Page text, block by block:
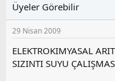
u
y
u
a
ş
l
a
ı
ç
Üyeler Görebilir
29 Nisan 2009
ELEKTROKIMYASAL
SIZINTI SUYU